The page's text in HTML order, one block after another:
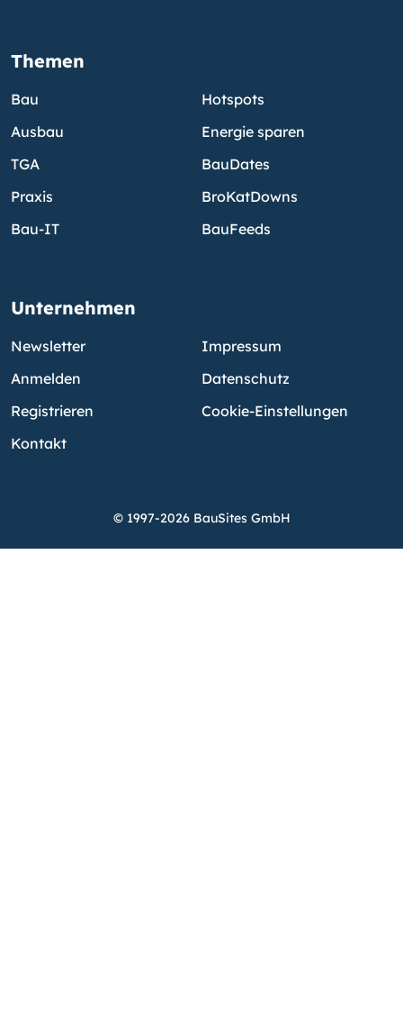
Themen
Bau
Ausbau
TGA
Praxis
Bau-IT
Hotspots
Energie sparen
BauDates
BroKatDowns
BauFeeds
Unternehmen
Newsletter
Anmelden
Registrieren
Kontakt
Impressum
Datenschutz
Cookie-Einstellungen
© 1997-2026 BauSites GmbH